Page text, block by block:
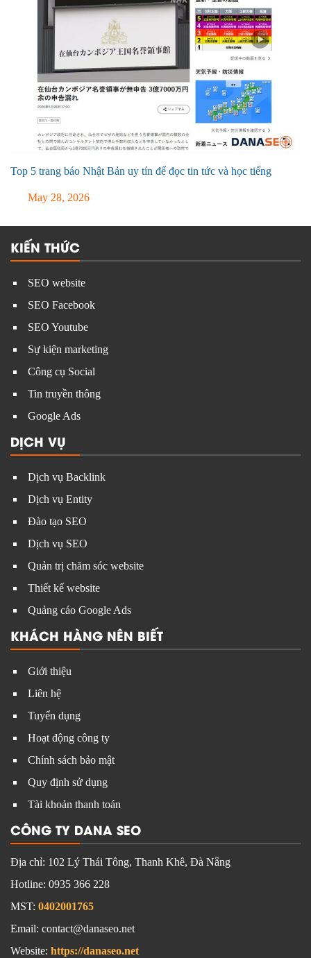
Top 5 trang báo Nhật Bản uy tín để đọc tin tức và học tiếng
May 28, 2026
KIẾN THỨC
SEO website
SEO Facebook
SEO Youtube
Sự kiện marketing
Công cụ Social
Tin truyền thông
Google Ads
DỊCH VỤ
Dịch vụ Backlink
Dịch vụ Entity
Đào tạo SEO
Dịch vụ SEO
Quản trị chăm sóc website
Thiết kế website
Quảng cáo Google Ads
KHÁCH HÀNG NÊN BIẾT
Giới thiệu
Liên hệ
Tuyển dụng
Hoạt động công ty
Chính sách bảo mật
Quy định sử dụng
Tài khoản thanh toán
CÔNG TY DANA SEO
Địa chỉ: 102 Lý Thái Tông, Thanh Khê, Đà Nẵng
Hotline: 0935 366 228
MST: 0402001765
Email: contact@danaseo.net
Website: https://danaseo.net